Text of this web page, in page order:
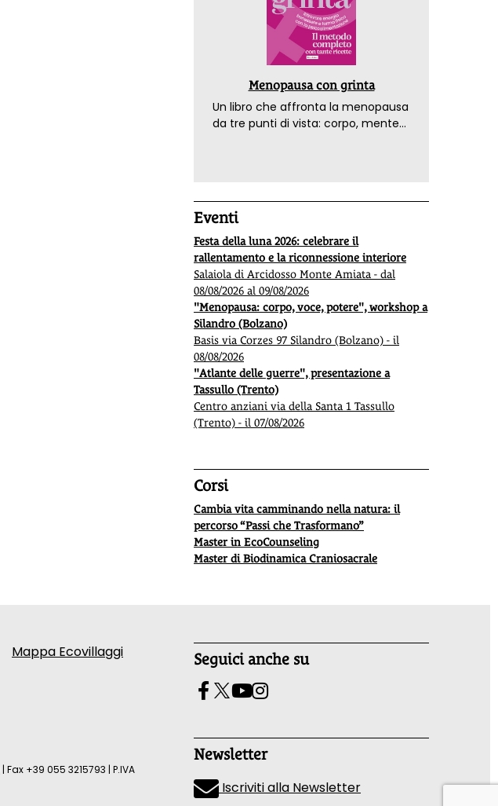
Menopausa con grinta
Un libro che affronta la menopausa
da tre punti di vista: corpo, mente
Eventi
Festa della luna 2026: celebrare il
rallentamento e la riconnessione interiore
Salaiola di Arcidosso Monte Amiata - dal
08/08/2026 al 09/08/2026
"Menopausa: corpo, voce, potere", workshop a
Silandro (Bolzano)
Basis via Corzes 97 Silandro (Bolzano) - il
08/08/2026
"Atlante delle guerre", presentazione a
Tassullo (Trento)
Centro anziani via della Santa 1 Tassullo
(Trento) - il 07/08/2026
Corsi
Cambia vita camminando nella natura: il
percorso “Passi che Trasformano”
Master in EcoCounseling
Master di Biodinamica Craniosacrale
Mappa Ecovillaggi Seguici anche su
Newsletter
Iscriviti alla Newsletter
| Fax +39 055 3215793 | P.IVA